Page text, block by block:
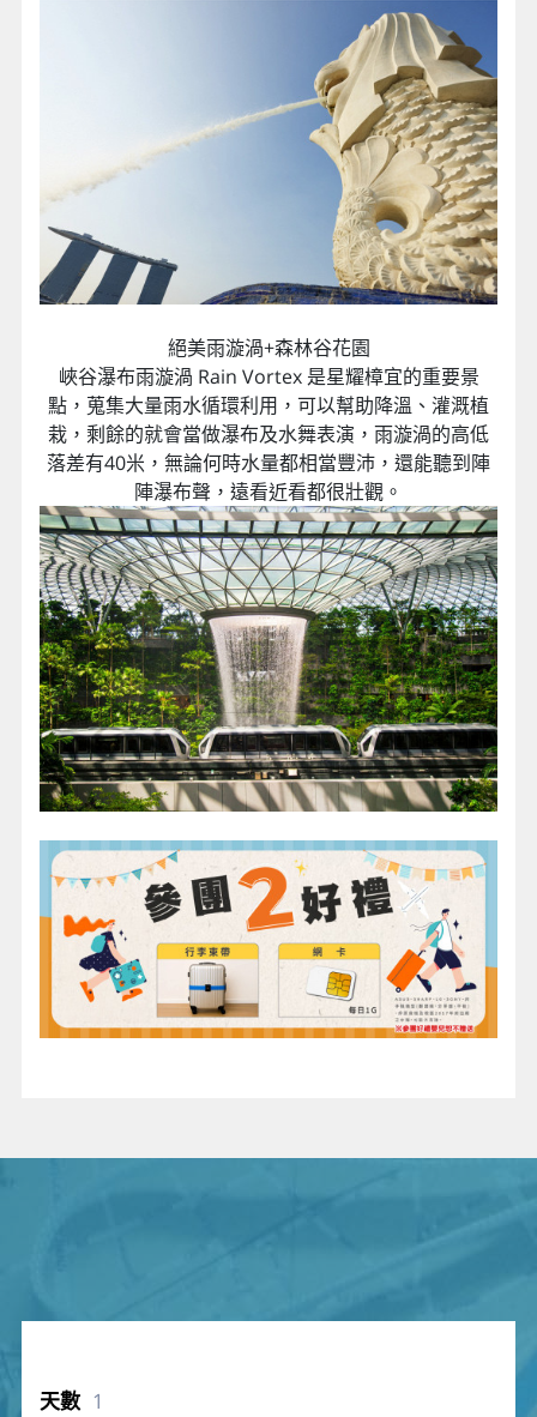
絕美雨漩渦+森林谷花園
峽谷瀑布雨漩渦 Rain Vortex 是星耀樟宜的重要景
點，蒐集大量雨水循環利用，可以幫助降溫、灌溉植
栽，剩餘的就會當做瀑布及水舞表演，雨漩渦的高低
落差有40米，無論何時水量都相當豐沛，還能聽到陣
陣瀑布聲，遠看近看都很壯觀。
1